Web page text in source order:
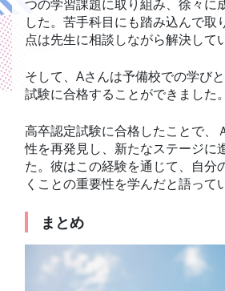
つの学習課題に取り組み、徐々に
した。苦手科目にも踏み込んで取
点は先生に相談しながら解決して
そして、Aさんは予備校での学びと
試験に合格することができました。
高卒認定試験に合格したことで、
性を再発見し、新たなステージに
た。彼はこの経験を通じて、自分
くことの重要性を学んだと語って
まとめ